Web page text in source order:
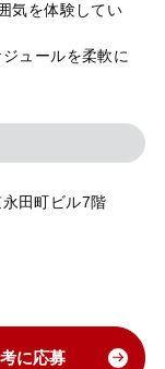
気を体験してい
ュールを柔軟に
田町ビル7階
に応募